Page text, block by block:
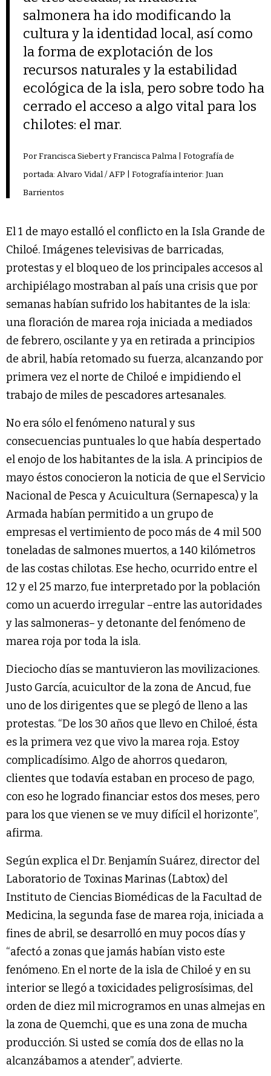
salmonera ha ido modificando la
cultura y la identidad local, así como
la forma de explotación de los
recursos naturales y la estabilidad
ecológica de la isla, pero sobre todo ha
cerrado el acceso a algo vital para los
chilotes: el mar.
Por Francisca Siebert y Francisca Palma | Fotografía de
portada: Alvaro Vidal / AFP | Fotografía interior: Juan
Barrientos
El 1 de mayo estalló el conflicto en la Isla Grande de
Chiloé. Imágenes televisivas de barricadas,
protestas y el bloqueo de los principales accesos al
archipiélago mostraban al país una crisis que por
semanas habían sufrido los habitantes de la isla:
una floración de marea roja iniciada a mediados
de febrero, oscilante y ya en retirada a principios
de abril, había retomado su fuerza, alcanzando por
primera vez el norte de Chiloé e impidiendo el
trabajo de miles de pescadores artesanales.
No era sólo el fenómeno natural y sus
consecuencias puntuales lo que había despertado
el enojo de los habitantes de la isla. A principios de
mayo éstos conocieron la noticia de que el Servicio
Nacional de Pesca y Acuicultura (Sernapesca) y la
Armada habían permitido a un grupo de
empresas el vertimiento de poco más de 4 mil 500
toneladas de salmones muertos, a 140 kilómetros
de las costas chilotas. Ese hecho, ocurrido entre el
12 y el 25 marzo, fue interpretado por la población
como un acuerdo irregular –entre las autoridades
y las salmoneras– y detonante del fenómeno de
marea roja por toda la isla.
Dieciocho días se mantuvieron las movilizaciones.
Justo García, acuicultor de la zona de Ancud, fue
uno de los dirigentes que se plegó de lleno a las
protestas. “De los 30 años que llevo en Chiloé, ésta
es la primera vez que vivo la marea roja. Estoy
complicadísimo. Algo de ahorros quedaron,
clientes que todavía estaban en proceso de pago,
con eso he logrado financiar estos dos meses, pero
para los que vienen se ve muy difícil el horizonte”,
afirma.
Según explica el Dr. Benjamín Suárez, director del
Laboratorio de Toxinas Marinas (Labtox) del
Instituto de Ciencias Biomédicas de la Facultad de
Medicina, la segunda fase de marea roja, iniciada a
fines de abril, se desarrolló en muy pocos días y
“afectó a zonas que jamás habían visto este
fenómeno. En el norte de la isla de Chiloé y en su
interior se llegó a toxicidades peligrosísimas, del
orden de diez mil microgramos en unas almejas en
la zona de Quemchi, que es una zona de mucha
producción. Si usted se comía dos de ellas no la
alcanzábamos a atender”, advierte.